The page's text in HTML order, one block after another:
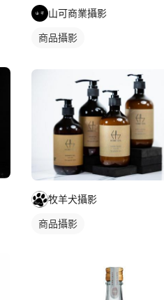
山可商業攝影
商品攝影
牧羊犬攝影
商品攝影